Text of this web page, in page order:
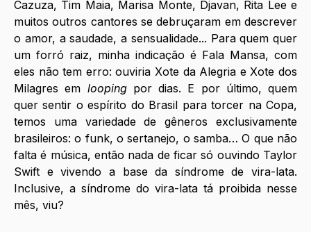
Cazuza, Tim Maia, Marisa Monte, Djavan, Rita Lee e
muitos outros cantores se debruçaram em descrever
o amor, a saudade, a sensualidade... Para quem quer
um forró raiz, minha indicação é Fala Mansa, com
eles não tem erro: ouviria Xote da Alegria e Xote dos
Milagres em looping por dias. E por último, quem
quer sentir o espírito do Brasil para torcer na Copa,
temos uma variedade de gêneros exclusivamente
brasileiros: o funk, o sertanejo, o samba… O que não
falta é música, então nada de ficar só ouvindo Taylor
Swift e vivendo a base da síndrome de vira-lata.
Inclusive, a síndrome do vira-lata tá proibida nesse
mês, viu?